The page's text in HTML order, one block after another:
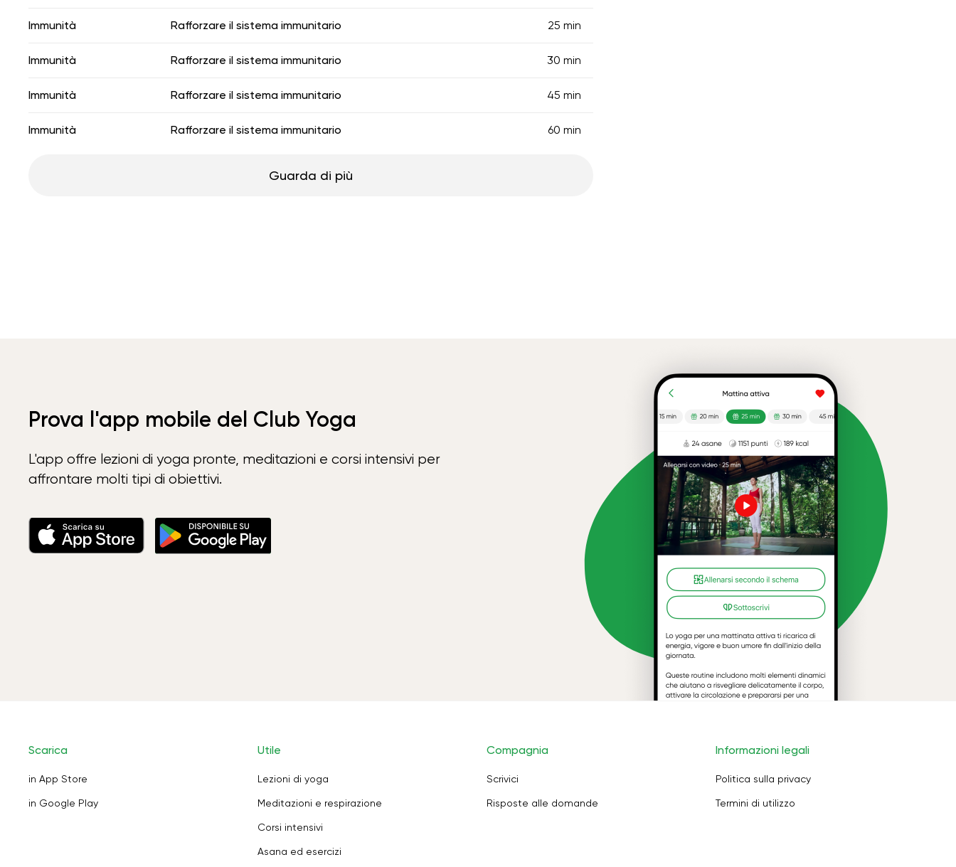
Immunità Rafforzare il sistema immunitario 25 min
Immunità Rafforzare il sistema immunitario 30 min
Immunità Rafforzare il sistema immunitario 45 min
Immunità Rafforzare il sistema immunitario 60 min
Guarda di più
Prova l'app mobile del Club Yoga
L'app offre lezioni di yoga pronte, meditazioni e corsi intensivi per
affrontare molti tipi di obiettivi.
Scarica
in App Store
in Google Play
Utile
Lezioni di yoga
Meditazioni e respirazione
Corsi intensivi
Asana ed esercizi
Compagnia
Scrivici
Risposte alle domande
Informazioni legali
Politica sulla privacy
Termini di utilizzo